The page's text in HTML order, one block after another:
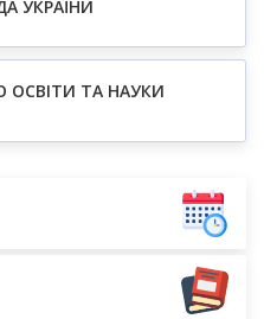
УКРАЇНИ
ОСВІТИ ТА НАУКИ